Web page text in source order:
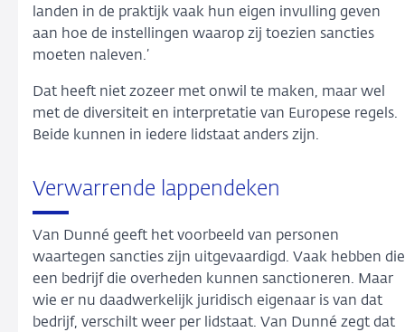
landen in de praktijk vaak hun eigen invulling geven
aan hoe de instellingen waarop zij toezien sancties
moeten naleven.’
Dat heeft niet zozeer met onwil te maken, maar wel
met de diversiteit en interpretatie van Europese regels.
Beide kunnen in iedere lidstaat anders zijn.
Verwarrende lappendeken
Van Dunné geeft het voorbeeld van personen
waartegen sancties zijn uitgevaardigd. Vaak hebben die
een bedrijf die overheden kunnen sanctioneren. Maar
wie er nu daadwerkelijk juridisch eigenaar is van dat
bedrijf, verschilt weer per lidstaat. Van Dunné zegt dat